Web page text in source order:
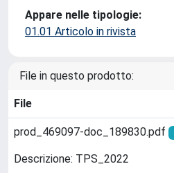
Appare nelle tipologie:
01.01 Articolo in rivista
File in questo prodotto:
File
prod_469097-doc_189830.pdf
Descrizione: TPS_2022